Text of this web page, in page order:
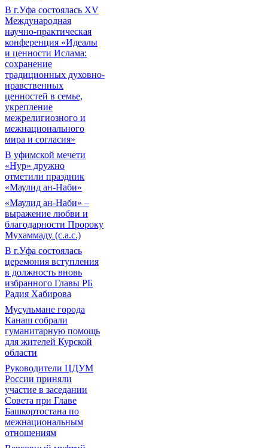
В г.Уфа состоялась XV
Международная
научно-практическая
конференция «Идеалы
и ценности Ислама:
сохранение
традиционных духовно-
нравственных
ценностей в семье,
укрепление
межрелигиозного и
межнационального
мира и согласия»
В уфимской мечети
«Нур» дружно
отметили праздник
«Маулид ан-Наби»
«Маулид ан-Наби» –
выражение любви и
благодарности Пророку
Мухаммаду (с.а.с.)
В г.Уфа состоялась
церемония вступления
в должность вновь
избранного Главы РБ
Радия Хабирова
Мусульмане города
Канаш собрали
гуманитарную помощь
для жителей Курской
области
Руководители ЦДУМ
России приняли
участие в заседании
Совета при Главе
Башкортостана по
межнациональным
отношениям